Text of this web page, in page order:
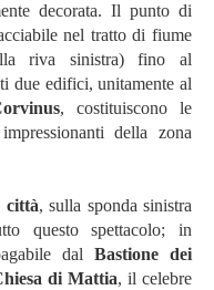
decorata. Il punto di
nel tratto di fiume
riva sinistra) fino al
due edifici, unitamente al
, costituiscono le
della zona
città, sulla sponda sinistra
questo spettacolo; in
dalBastione dei
di Mattia, il celebre